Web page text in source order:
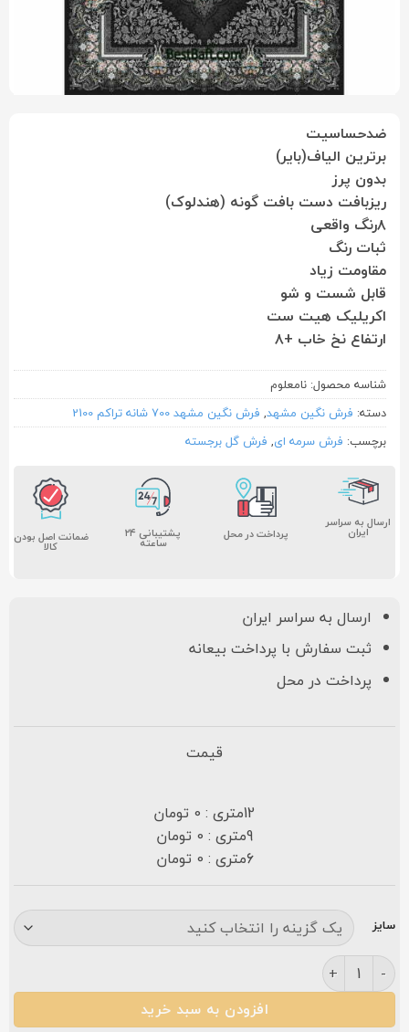
ضدحساسیت
برترین الیاف(بایر)
بدون پرز
ریزبافت دست بافت گونه (هندلوک)
۸رنگ واقعی
ثبات رنگ
مقاومت زیاد
قابل شست و شو
اکریلیک هیت ست
ارتفاع نخ خاب +۸
شناسه محصول: نامعلوم
دسته: فرش نگین مشهد, فرش نگین مشهد 700 شانه تراکم 2100
برچسب: فرش سرمه ای, فرش گل برجسته
ارسال به سراسر
ایران پرداخت در محل پشتیبانی ۲۴
ساعته ضمانت اصل بودن
کالا
ارسال به سراسر ایران
ثبت سفارش با پرداخت بیعانه
پرداخت در محل
قیمت
12متری : 0 تومان
9متری : 0 تومان
6متری : 0 تومان
سایز
فرش نگین مشهد ۷۰۰ شانه کد ۷۲۴ سرمه ای گلبرجسته عدد
افزودن به سبد خرید